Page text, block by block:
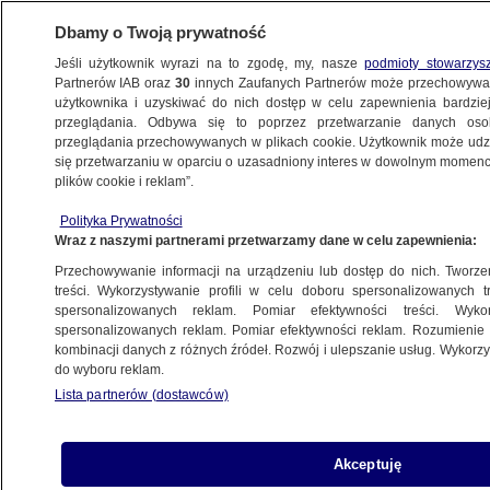
BIZNES
TURYSTYKA
europejskich cen". Biznes kwitnie
11.11.2024, 12:45
Udostępnij
Dbamy o Twoją prywatność
Jeśli użytkownik wyrazi na to zgodę, my, naszepodmioty
Partnerów IAB oraz30 innych Zaufanych Partnerów może
użytkownika i uzyskiwać do nich dostęp w celu zapewnienia
przeglądania. Odbywa się to poprzez przetwarzanie danych
przeglądania przechowywanych w plikach cookie. Użytkownik może
się przetwarzaniu w oparciu o uzasadniony interes w dowolnym
plików cookie i reklam”.
Polityka Prywatności
Wraz z naszymi partnerami przetwarzamy dane w celu zapewnienia:
Przechowywanie informacji na urządzeniu lub dostęp do nich.
treści. Wykorzystywanie profili w celu doboru spersonalizowanych
spersonalizowanych reklam. Pomiar efektywności treści.
spersonalizowanych reklam. Pomiar efektywności reklam.
kombinacji danych z różnych źródeł. Rozwój i ulepszanie usług.
do wyboru reklam.
Lista partnerów (dostawców)
Akceptuję